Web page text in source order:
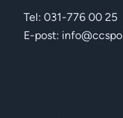
Tel: 031-776 00 25
E-post: